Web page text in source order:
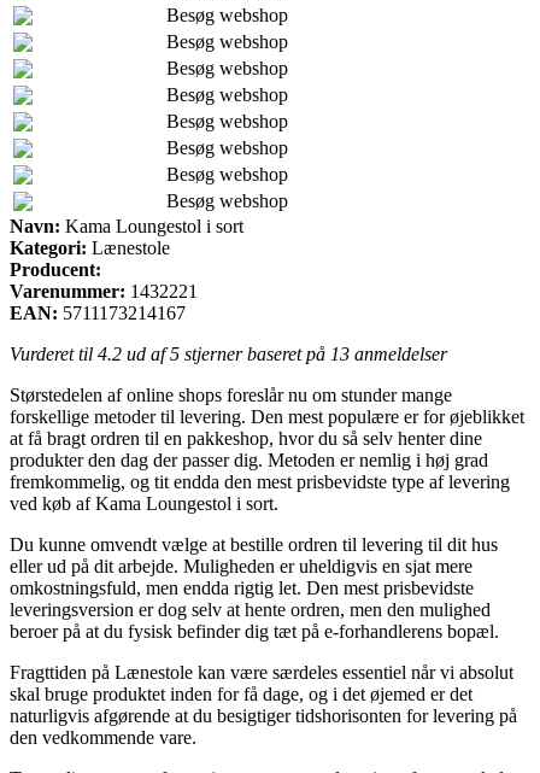
Besøg webshop
Besøg webshop
Besøg webshop
Besøg webshop
Besøg webshop
Besøg webshop
Besøg webshop
Besøg webshop
Navn: Kama Loungestol i sort
Kategori: Lænestole
Producent:
Varenummer: 1432221
EAN: 5711173214167
Vurderet til 4.2 ud af 5 stjerner baseret på 13 anmeldelser
Størstedelen af online shops foreslår nu om stunder mange
forskellige metoder til levering. Den mest populære er for øjeblikket
at få bragt ordren til en pakkeshop, hvor du så selv henter dine
produkter den dag der passer dig. Metoden er nemlig i høj grad
fremkommelig, og tit endda den mest prisbevidste type af levering
ved køb af Kama Loungestol i sort.
Du kunne omvendt vælge at bestille ordren til levering til dit hus
eller ud på dit arbejde. Muligheden er uheldigvis en sjat mere
omkostningsfuld, men endda rigtig let. Den mest prisbevidste
leveringsversion er dog selv at hente ordren, men den mulighed
beroer på at du fysisk befinder dig tæt på e-forhandlerens bopæl.
Fragttiden på Lænestole kan være særdeles essentiel når vi absolut
skal bruge produktet inden for få dage, og i det øjemed er det
naturligvis afgørende at du besigtiger tidshorisonten for levering på
den vedkommende vare.